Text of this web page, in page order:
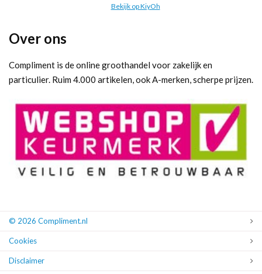
Bekijk op KiyOh
Over ons
Compliment is de online groothandel voor zakelijk en
particulier. Ruim 4.000 artikelen, ook A-merken, scherpe prijzen.
© 2026 Compliment.nl
Cookies
Disclaimer